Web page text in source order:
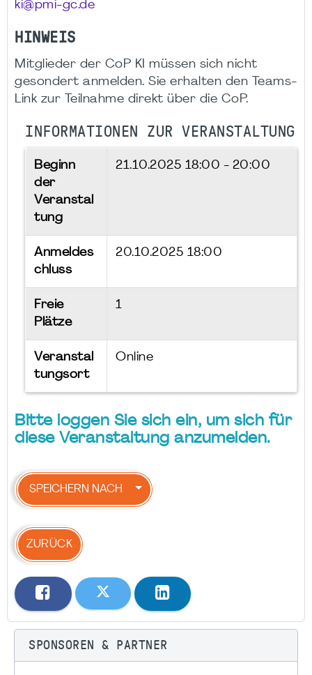
ki@pmi-gc.de
HINWEIS
Mitglieder der CoP KI müssen sich nicht
gesondert anmelden. Sie erhalten den Teams-
Link zur Teilnahme direkt über die CoP.
INFORMATIONEN ZUR VERANSTALTUNG
Beginn
der
Veranstal
tung
21.10.2025 18:00 - 20:00
Anmeldes
chluss
20.10.2025 18:00
Freie
Plätze
1
Veranstal
tungsort
Online
Bitte loggen Sie sich ein, um sich für
diese Veranstaltung anzumelden.
SPEICHERN NACH
ZURÜCK
SPONSOREN & PARTNER